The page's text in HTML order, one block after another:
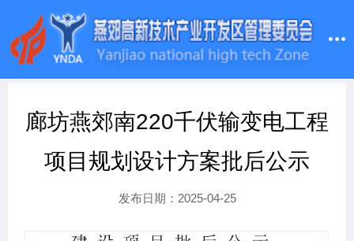
廊坊燕郊南220千伏输变电工程
项目规划设计方案批后公示
发布日期：2025-04-25